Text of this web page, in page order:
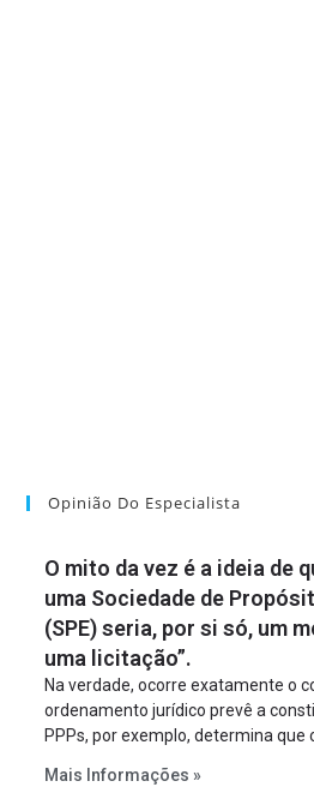
Opinião Do Especialista
O mito da vez é a ideia de
uma Sociedade de
(SPE) seria, por si só, um
uma licitação”.
Na verdade, ocorre exatamente o
ordenamento jurídico prevê a
PPPs, por exemplo, determina que
empreendimento. Ou seja, a
Mais Informações »